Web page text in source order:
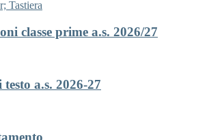
classe prime a.s. 2026/27
a.s. 2026-27